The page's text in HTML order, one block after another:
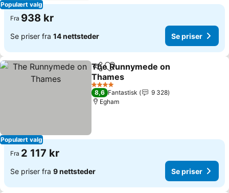
Populært valg
Fra 938 kr
Se priser fra 14 nettsteder Se priser
Populært valg
Del Legg til i favoritter
The Runnymede on
Thames
Se priser
4 Stjerner
8,6 Fantastisk
9 328
Egham
Fra 2 117 kr
Se priser fra 9 nettsteder Se priser